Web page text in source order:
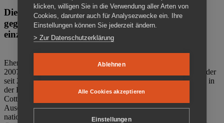
Die Gedenkstätte Zuchthaus Cottbus ist ein Ort
gegen das Vergessen. Anschaulich, nah und
einzigartig.
Ehemalige politische Häftlinge der DDR gründeten im Oktober
2007 den Verein Menschenrechtszentrum Cottbus e. V. (MRZ), der
seit 2011 Eigentümer des ehemaligen Gefängnisses (1860-2002) in
der Bautzener Straße und Träger der Gedenkstätte Zuchthaus
Cottbus ist. Im Zentrum der Arbeit der Gedenkstätte steht die
Auseinandersetzung mit politischem Unrecht während der
nationalsozialistischen Terrorherrschaft und der SED-Diktatur.
klicken, willigen Sie in die Verwendung aller Arten von
Cookies, darunter auch für Analysezwecke ein. Ihre
Einstellungen können Sie jederzeit ändern.
> Zur Datenschutzerklärung
Ablehnen
Alle Cookies akzeptieren
Einstellungen